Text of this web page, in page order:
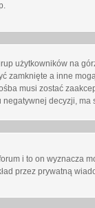
użytkowników na
zamknięte a inne
musi zostać
decyzji, ma
i to on wyznacza
przez prywatną